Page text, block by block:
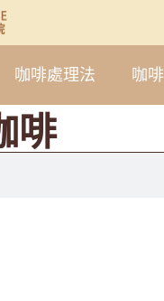
咖啡處理法 咖
啡